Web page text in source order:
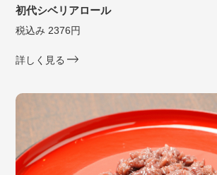
初代シベリアロール
税込み 2376円
詳しく見る